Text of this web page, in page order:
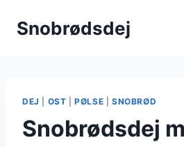
Snobrødsdej
DEJ OST |PØLSE SNOBRØD
Snobrødsdej